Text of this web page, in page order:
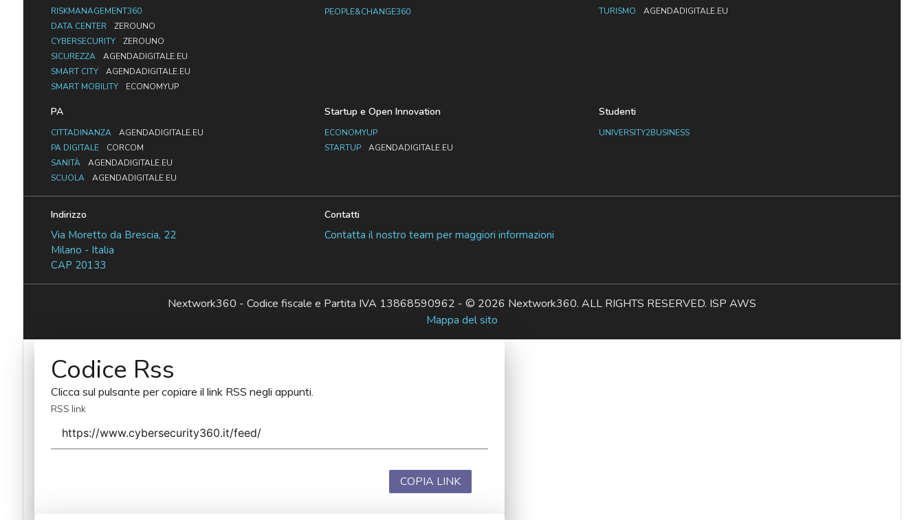
RISKMANAGEMENT360
DATA CENTER
ZEROUNO
CYBERSECURITY
ZEROUNO
SICUREZZA
AGENDADIGITALE.EU
SMART CITY
AGENDADIGITALE.EU
SMART MOBILITY
ECONOMYUP
PEOPLE&CHANGE360
TURISMO
AGENDADIGITALE.EU
PA
CITTADINANZA
AGENDADIGITALE.EU
PA DIGITALE
CORCOM
SANITÀ
AGENDADIGITALE.EU
SCUOLA
AGENDADIGITALE.EU
Startup e Open Innovation
ECONOMYUP
STARTUP
AGENDADIGITALE.EU
Studenti
UNIVERSITY2BUSINESS
Indirizzo
Via Moretto da Brescia, 22
Milano - Italia
CAP 20133
Contatti
Contatta il nostro team per maggiori informazioni
Nextwork360 - Codice fiscale e Partita IVA 13868590962 - © 2026 Nextwork360. ALL RIGHTS RESERVED. ISP AWS
Mappa del sito
Codice Rss
Clicca sul pulsante per copiare il link RSS negli appunti.
RSS link
COPIA LINK